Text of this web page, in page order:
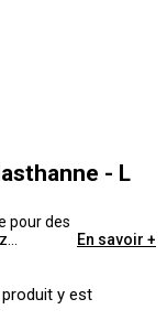
- L
pour des
En savoir +
y est